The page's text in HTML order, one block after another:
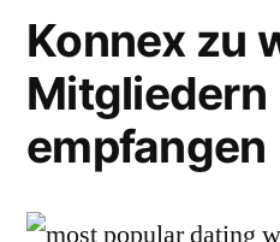
Konnex zu
Mitgliedern
empfangen